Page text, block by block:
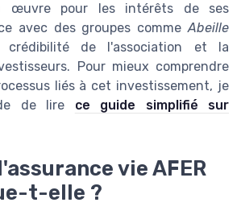
œuvre pour les intérêts de ses
avec des groupes commeAbeille
de l'association et la
Pour mieux comprendre
liés à cet investissement, je
de lire ce guide simplifié sur
vie AFER
t-elle ?